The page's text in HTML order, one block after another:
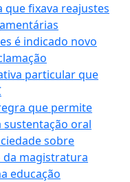
que fixava reajustes
é indicado novo
particular que
que permite
oral
sobre
magistratura
educação